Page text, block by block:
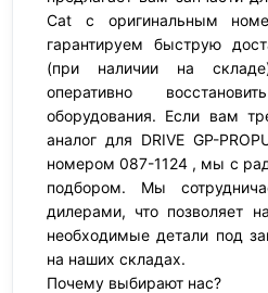
Cat с оригинальным
гарантируем быструю
(при наличии на
оперативно
оборудования. Если вам
аналог для DRIVE GP-
номером 087-1124 , мы с
подбором. Мы
дилерами, что позволяет
необходимые детали под
на наших складах.
Почему выбирают нас?